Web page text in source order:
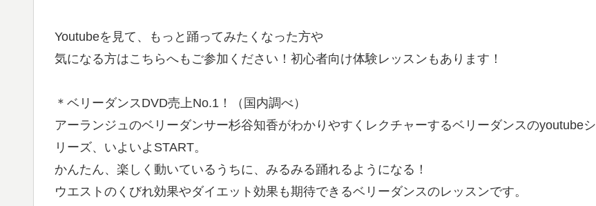
Youtubeを見て、もっと踊ってみたくなった方や
気になる方はこちらへもご参加ください！初心者向け体験レッスンもあります！
＊ベリーダンスDVD売上No.1！（国内調べ）
アーランジュのベリーダンサー杉谷知香がわかりやすくレクチャーするベリーダンスのyoutubeシ
リーズ、いよいよSTART。
かんたん、楽しく動いているうちに、みるみる踊れるようになる！
ウエストのくびれ効果やダイエット効果も期待できるベリーダンスのレッスンです。